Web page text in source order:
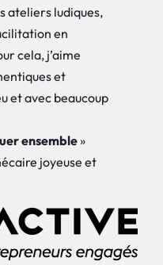
ateliers ludiques,
en
cela, j’aime
et
et avec beaucoup
ensemble»
joyeuse et